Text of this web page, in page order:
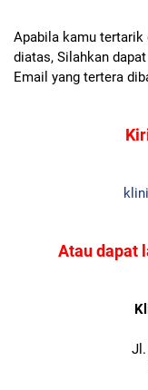
Apabila kamu tertarik
diatas, Silahkan
Email yang tertera
Atau dapat
Jl.